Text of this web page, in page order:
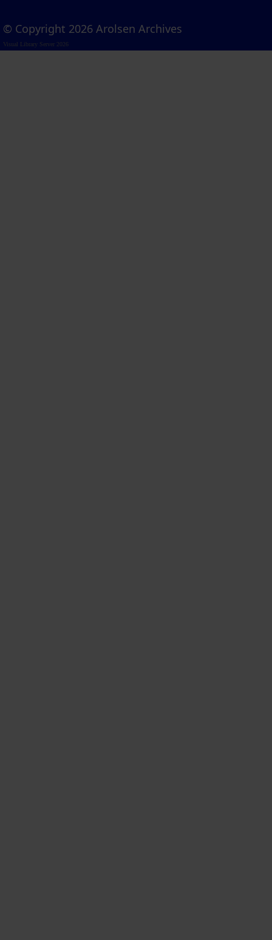
© Copyright 2026 Arolsen Archives
Visual Library Server 2026